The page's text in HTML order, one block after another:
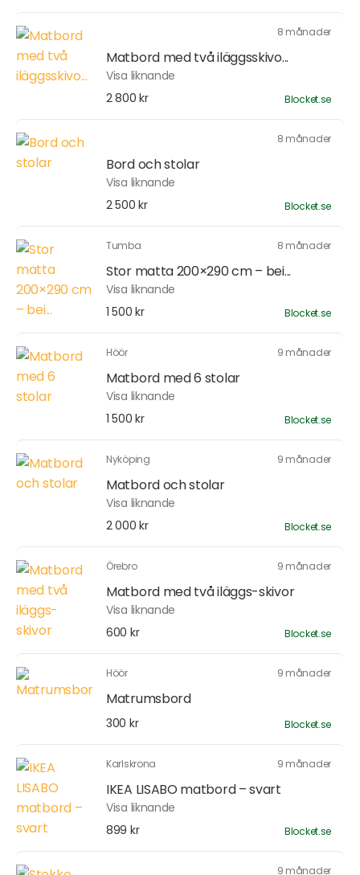
8 månader
Matbord med två iläggsskivo...
Visa liknande
2 800 kr
Blocket.se
8 månader
Bord och stolar
Visa liknande
2 500 kr
Blocket.se
Tumba 8 månader
Stor matta 200×290 cm – bei...
Visa liknande
1 500 kr
Blocket.se
Höör 9 månader
Matbord med 6 stolar
Visa liknande
1 500 kr
Blocket.se
Nyköping 9 månader
Matbord och stolar
Visa liknande
2 000 kr
Blocket.se
Örebro 9 månader
Matbord med två iläggs-skivor
Visa liknande
600 kr
Blocket.se
Höör 9 månader
Matrumsbord
300 kr Blocket.se
Karlskrona 9 månader
IKEA LISABO matbord – svart
Visa liknande
899 kr
Blocket.se
9 månader